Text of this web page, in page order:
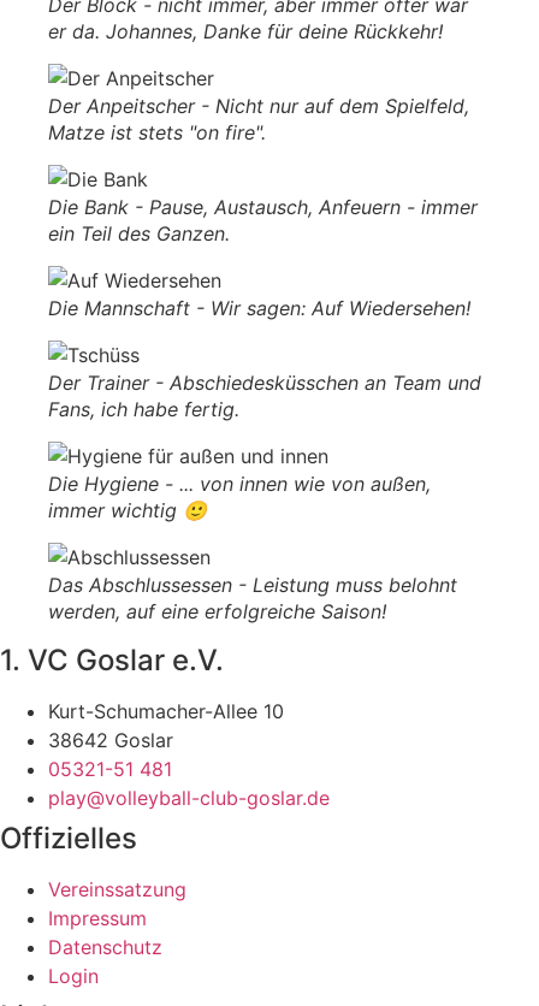
Der Block - nicht immer, aber immer öfter war
er da. Johannes, Danke für deine Rückkehr!
Der Anpeitscher - Nicht nur auf dem Spielfeld,
Matze ist stets "on fire".
Die Bank - Pause, Austausch, Anfeuern - immer
ein Teil des Ganzen.
Die Mannschaft - Wir sagen: Auf Wiedersehen!
Der Trainer - Abschiedesküsschen an Team und
Fans, ich habe fertig.
Die Hygiene - ... von innen wie von außen,
immer wichtig 🙂
Das Abschlussessen - Leistung muss belohnt
werden, auf eine erfolgreiche Saison!
1. VC Goslar e.V.
Kurt-Schumacher-Allee 10
38642 Goslar
05321-51 481
play@volleyball-club-goslar.de
Offizielles
Vereinssatzung
Impressum
Datenschutz
Login